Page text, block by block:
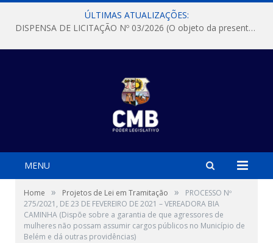
ÚLTIMAS ATUALIZAÇÕES:
DISPENSA DE LICITAÇÃO Nº 03/2026 (O objeto da presente dispensa é a escolha da proposta mais vantajosa para a aquisição, de aparelhos de ar condicionado, tipo Split, com material de instalação e fogão industrial, conforme condições, quantidades e exigências estabelecidas no termo de referencia e neste aviso de contratação direta e seus anexos)
MENU
Home » Projetos de Lei em Tramitação »
PROCESSO Nº
275/2021, DE 23 DE FEVEREIRO DE 2021 – VEREADORA BIA
CAMINHA (Dispõe sobre a garantia de que agressores de
mulheres não possam assumir cargos públicos no Município de
Belém e dá outras providências)